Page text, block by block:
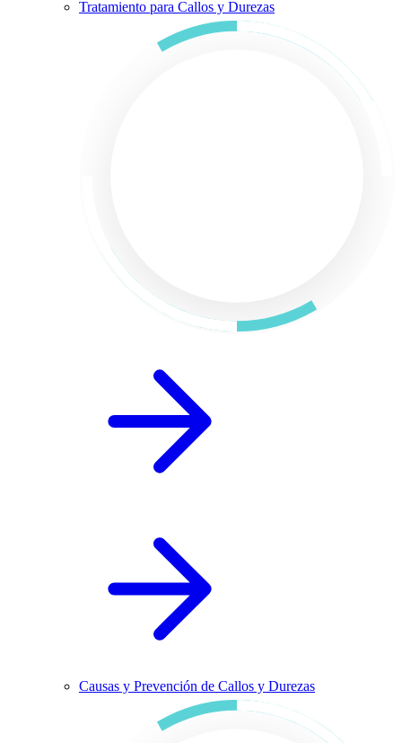
Tratamiento para Callos y Durezas
Causas y Prevención de Callos y Durezas